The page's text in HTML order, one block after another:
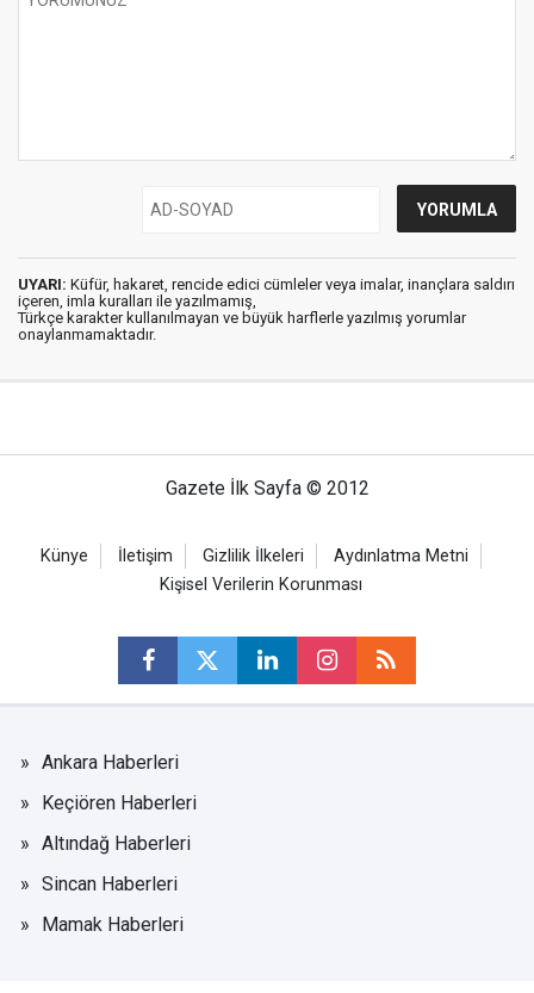
UYARI: Küfür, hakaret, rencide edici cümleler veya imalar, inançlara saldırı
içeren, imla kuralları ile yazılmamış,
Türkçe karakter kullanılmayan ve büyük harflerle yazılmış yorumlar
onaylanmamaktadır.
Gazete İlk Sayfa © 2012
Künye İletişim Gizlilik İlkeleri
Aydınlatma Metni
Kişisel Verilerin Korunması
Ankara Haberleri
Keçiören Haberleri
Altındağ Haberleri
Sincan Haberleri
Mamak Haberleri